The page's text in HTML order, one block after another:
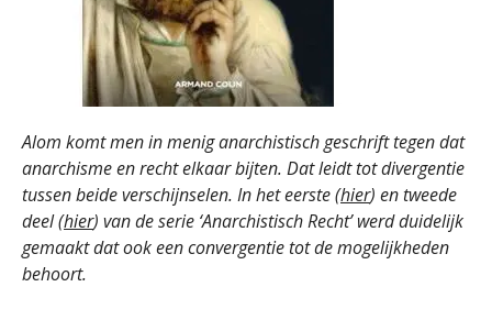
Alom komt men in menig anarchistisch geschrift tegen dat
anarchisme en recht elkaar bijten. Dat leidt tot divergentie
tussen beide verschijnselen. In het eerste (hier) en tweede
deel (hier) van de serie ‘Anarchistisch Recht’ werd duidelijk
gemaakt dat ook een convergentie tot de mogelijkheden
behoort.